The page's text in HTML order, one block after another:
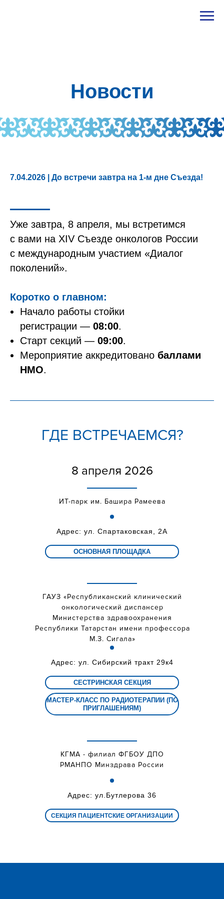
Новости
7.04.2026 | До встречи завтра на 1-м дне Съезда!
Уже завтра, 8 апреля, мы встретимся
с вами на XIV Съезде онкологов России
с международным участием «Диалог
поколений».
Коротко о главном:
Начало работы стойки
регистрации — 08:00.
Старт секций — 09:00.
Мероприятие аккредитовано баллами
НМО.
8 апреля 2026
ГДЕ ВСТРЕЧАЕМСЯ?
ИТ-парк им. Башира Рамеева
Адрес: ул. Спартаковская, 2А
ГАУЗ «Республиканский клинический
онкологический диспансер
Министерства здравоохранения
Республики Татарстан имени профессора
М.З. Сигала»
Адрес: ул. Сибирский тракт 29к4
МАСТЕР-КЛАСС ПО РАДИОТЕРАПИИ (ПО
ПРИГЛАШЕНИЯМ)
СЕСТРИНСКАЯ СЕКЦИЯ
ОСНОВНАЯ ПЛОЩАДКА
КГМА - филиал ФГБОУ ДПО
РМАНПО Минздрава России
Адрес: ул.Бутлерова 36
СЕКЦИЯ ПАЦИЕНТСКИЕ ОРГАНИЗАЦИИ